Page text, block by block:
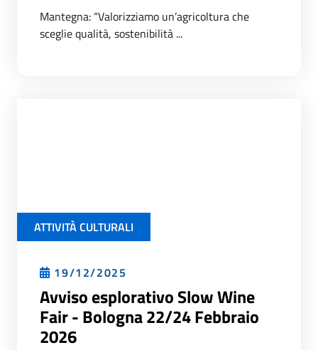
Mantegna: “Valorizziamo un’agricoltura che
sceglie qualità, sostenibilità ...
ATTIVITÀ CULTURALI
19/12/2025
Avviso esplorativo Slow Wine
Fair - Bologna 22/24 Febbraio
2026